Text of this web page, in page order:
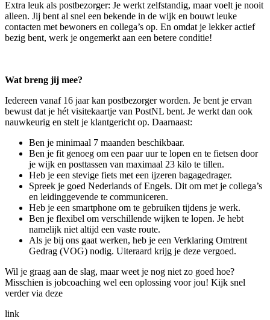
Extra leuk als postbezorger: Je werkt zelfstandig, maar voelt je nooit
alleen. Jij bent al snel een bekende in de wijk en bouwt leuke
contacten met bewoners en collega’s op. En omdat je lekker actief
bezig bent, werk je ongemerkt aan een betere conditie!
Wat breng jij mee?
Iedereen vanaf 16 jaar kan postbezorger worden. Je bent je ervan
bewust dat je hét visitekaartje van PostNL bent. Je werkt dan ook
nauwkeurig en stelt je klantgericht op. Daarnaast:
Ben je minimaal 7 maanden beschikbaar.
Ben je fit genoeg om een paar uur te lopen en te fietsen door
je wijk en posttassen van maximaal 23 kilo te tillen.
Heb je een stevige fiets met een ijzeren bagagedrager.
Spreek je goed Nederlands of Engels. Dit om met je collega’s
en leidinggevende te communiceren.
Heb je een smartphone om te gebruiken tijdens je werk.
Ben je flexibel om verschillende wijken te lopen. Je hebt
namelijk niet altijd een vaste route.
Als je bij ons gaat werken, heb je een Verklaring Omtrent
Gedrag (VOG) nodig. Uiteraard krijg je deze vergoed.
Wil je graag aan de slag, maar weet je nog niet zo goed hoe?
Misschien is jobcoaching wel een oplossing voor jou! Kijk snel
verder via deze
link